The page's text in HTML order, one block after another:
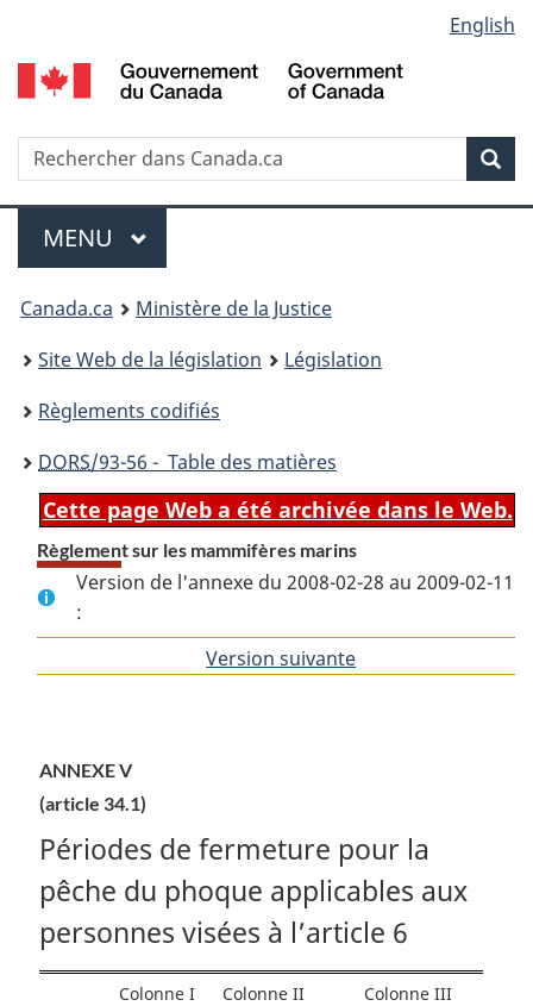
au
contenu
propos
de
la
HTML
simplifiée
selection
English
Recherche
Menu
MENU PRINCIPAL
You
are
here:
Canada.ca
Ministère de la Justice
Site Web de la législation
Législation
Règlements codifiés
DORS/93-56 - Table des matières
Cette page Web a été archivée dans le Web.
Règlement sur les mammifères marins
Version de l'annexe du 2008-02-28 au 2009-02-11
:
Version suivante
ANNEXE V
(article 34.1)
Périodes de fermeture pour la
pêche du phoque applicables aux
personnes visées à l’article 6
Colonne I Colonne II Colonne III